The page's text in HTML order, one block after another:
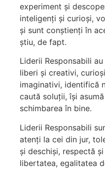
experiment și
inteligenți și curioși,
și sunt conștienți în
știu, de fapt.
Liderii Responsabili
liberi și creativi,
imaginativi, identifică
caută soluții, își
schimbarea în bine.
Liderii Responsabili
atenți la cei din jur,
și deschiși, respectă
libertatea, egalitatea